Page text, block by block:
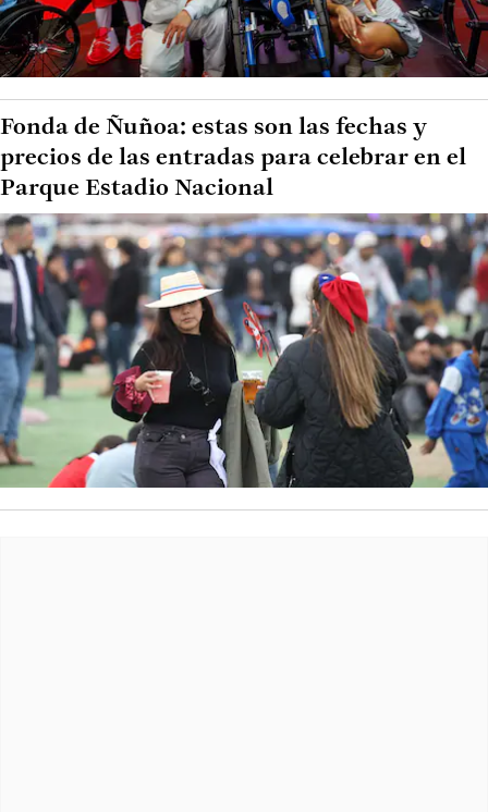
Fonda de Ñuñoa: estas son las fechas y
precios de las entradas para celebrar en el
Parque Estadio Nacional